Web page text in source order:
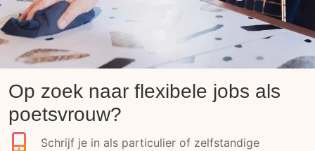
Op zoek naar flexibele jobs als
poetsvrouw?
Schrijf je in als particulier of zelfstandige